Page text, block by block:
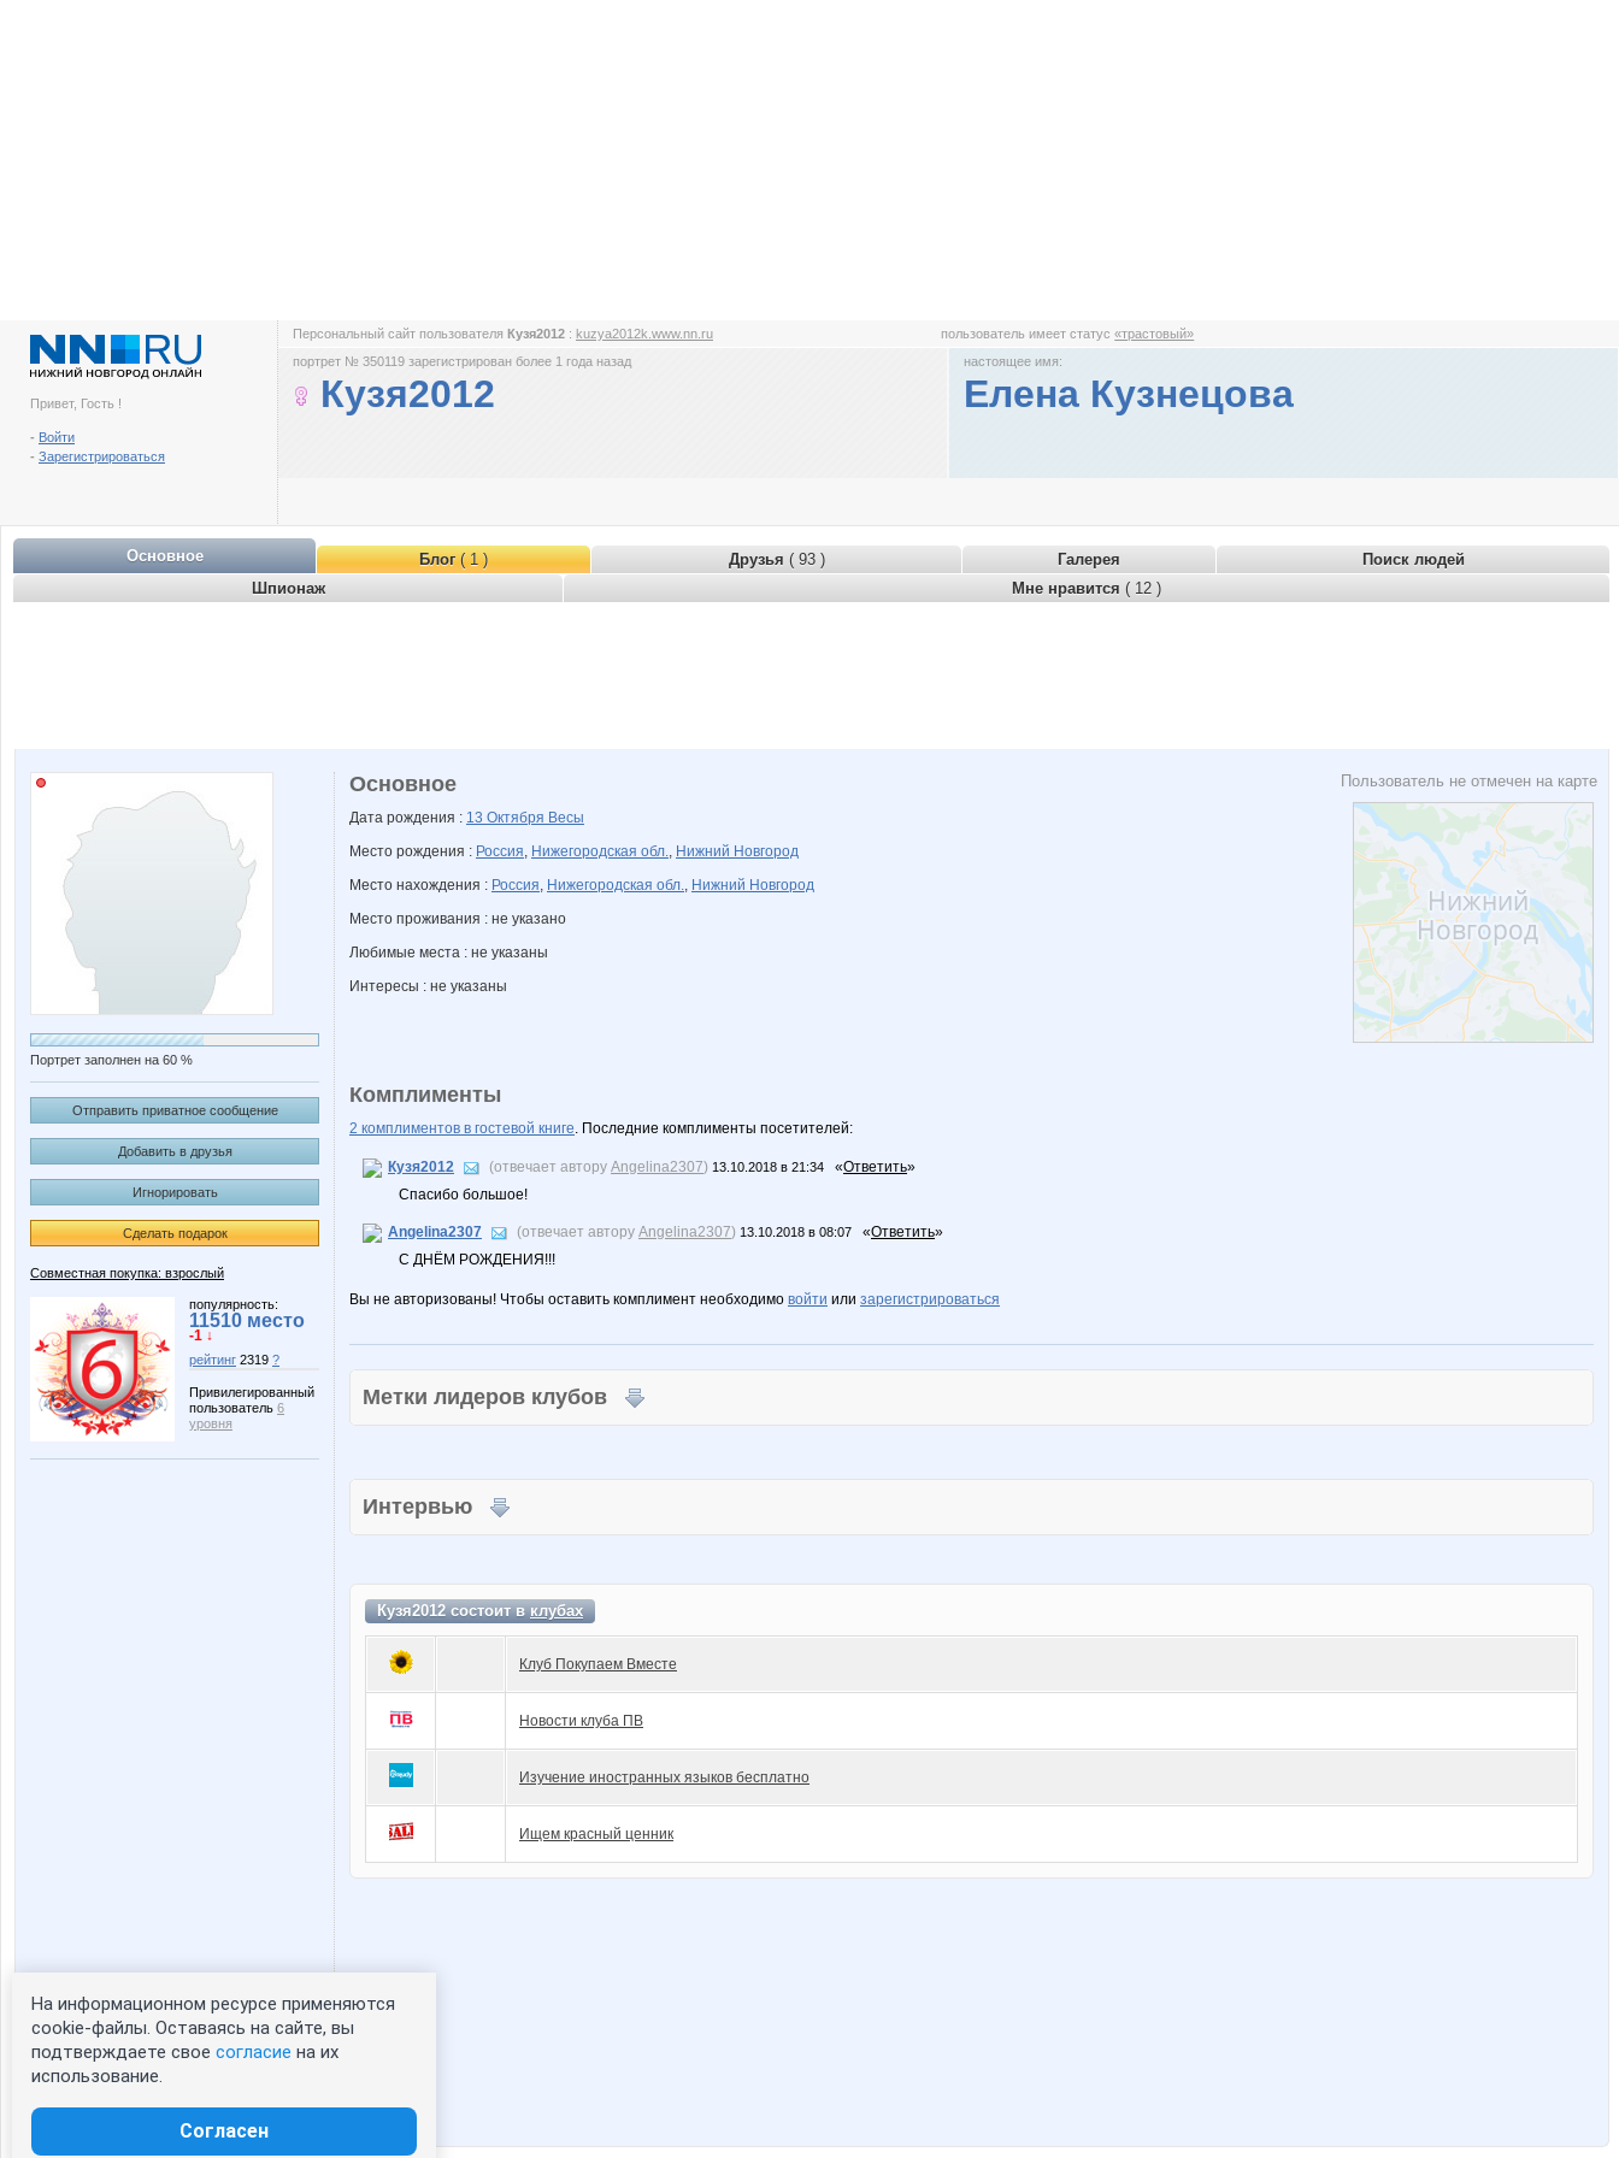
Привет, Гость !
- Войти
- Зарегистрироваться
Персональный сайт пользователя Кузя2012 : kuzya2012k.www.nn.ru пользователь имеет статус«трастовый»
портрет № 350119 зарегистрирован более 1 года назад
Кузя2012
настоящее имя:
Елена Кузнецова
Основное Блог( 1 ) Друзья ( 93 ) Галерея
Поиск людей
Шпионаж
Мне нравится ( 12 )
Портрет заполнен на 60 %
Отправить приватное сообщение
Добавить в друзья
Игнорировать
Сделать подарок
Совместная покупка: взрослый
популярность:
11510 место
-1 ↓
рейтинг 2319 ?
Привилегированный
пользователь 6
уровня
Статистика портрета:
сейчас просматривают портрет - 0
зарегистрированные пользователи
Пользователь не отмечен на карте
Основное
Дата рождения : 13 Октября Весы
Место рождения : Россия, Нижегородская обл., Нижний Новгород
Место нахождения : Россия, Нижегородская обл., Нижний Новгород
Место проживания : не указано
Любимые места : не указаны
Интересы : не указаны
Комплименты
2 комплиментов в гостевой книге. Последние комплименты посетителей:
Кузя2012 (отвечает автору Angelina2307) 13.10.2018 в 21:34 «Ответить»
Спасибо большое!
Angelina2307 (отвечает автору Angelina2307) 13.10.2018 в 08:07 «Ответить»
С ДНЁМ РОЖДЕНИЯ!!!
Вы не авторизованы! Чтобы оставить комплимент необходимо войти или зарегистрироваться
Метки лидеров клубов
Интервью
Кузя2012 состоит вклубах
Клуб Покупаем Вместе
Новости клуба ПВ
Изучение иностранных языков бесплатно
Ищем красный ценник
На информационном ресурсе применяются
cookie-файлы. Оставаясь на сайте, вы
подтверждаете свое согласие на их
использование.
Согласен